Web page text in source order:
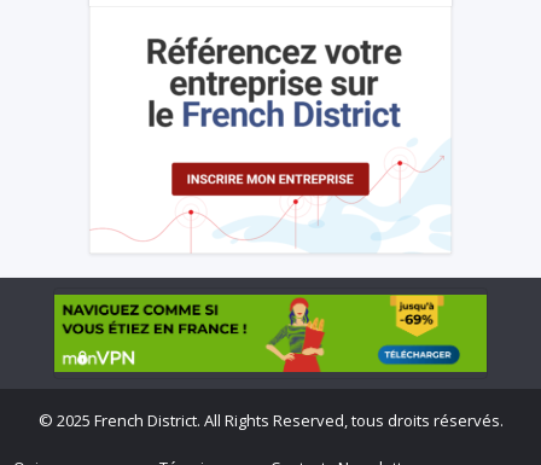
© 2025 French District. All Rights Reserved, tous droits réservés.